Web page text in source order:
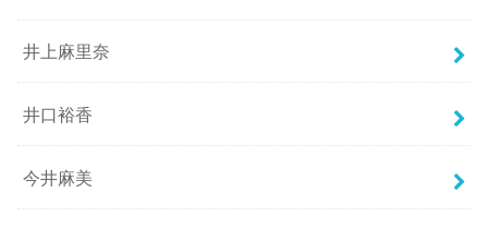
井上麻里奈
井口裕香
今井麻美